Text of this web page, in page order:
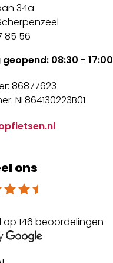
34a
85 56
08:30 - 17:00
86877623
NL864130223B01
ons
4.7 uit 5
146 beoordelingen